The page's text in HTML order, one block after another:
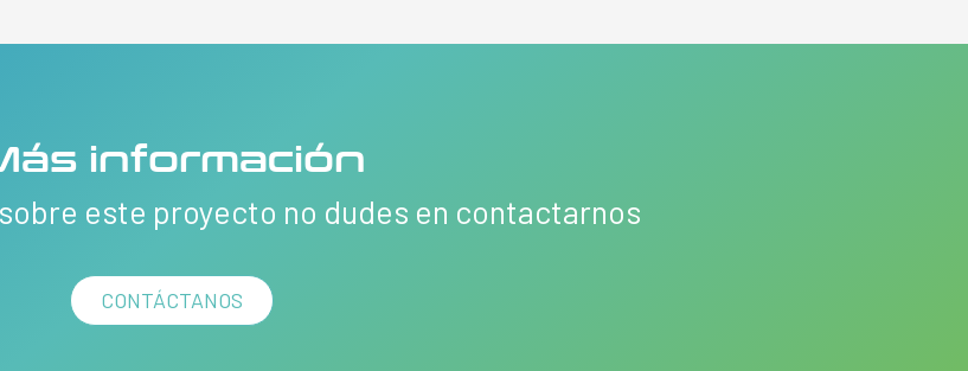
información
este proyecto no dudes en contactarnos
CONTÁCTANOS